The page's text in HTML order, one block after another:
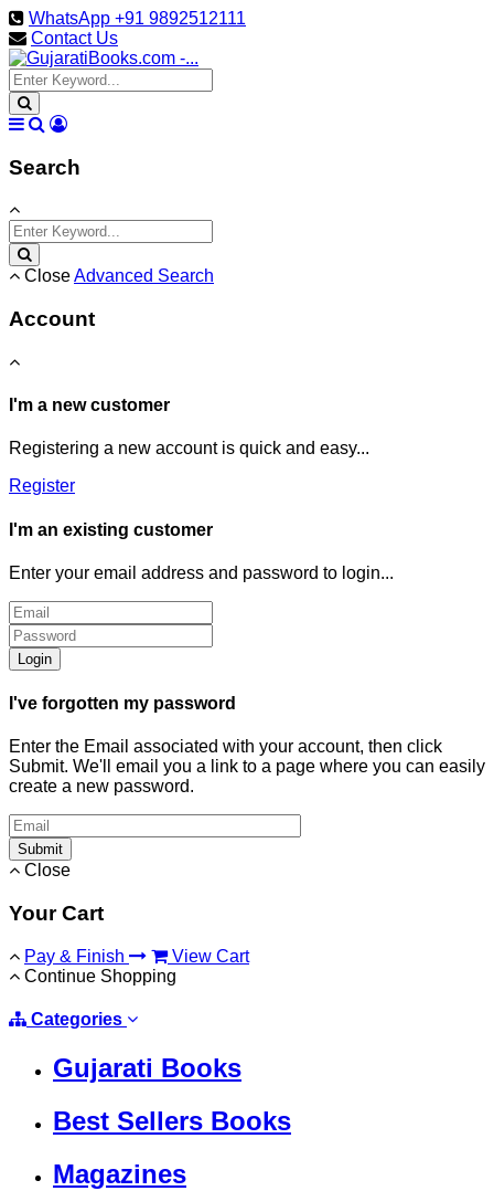
WhatsApp +91 9892512111
Contact Us
Search
CloseAdvanced Search
Account
I'm a new customer
Registering a new account is quick and easy...
Register
I'm an existing customer
Enter your email address and password to login...
Login
I've forgotten my password
Enter the Email associated with your account, then click
Submit. We'll email you a link to a page where you can easily
create a new password.
Submit
Close
Your Cart
Pay & Finish
View Cart
Continue Shopping
Categories
Gujarati Books
Best Sellers Books
Magazines